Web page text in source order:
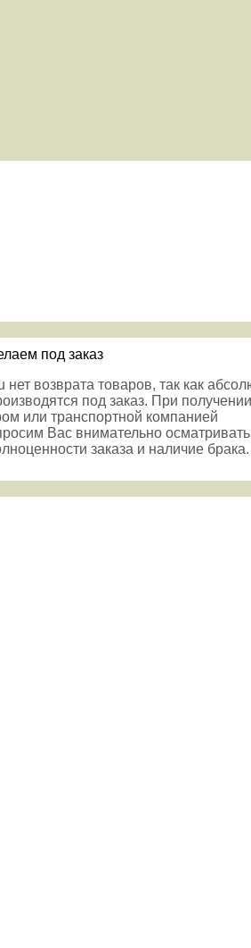
под заказ
нет возврата товаров, так как
под заказ. При получении
или транспортной компанией
Вас внимательно
заказа и наличие брака.